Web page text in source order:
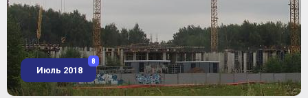
Июль 2018
8